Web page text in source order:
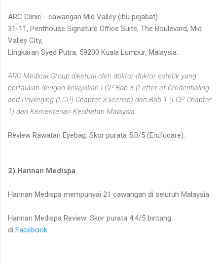
ARC Clinic - cawangan Mid Valley (ibu pejabat)
31-11, Penthouse Signature Office Suite, The Boulevard, Mid
Valley City,
Lingkaran Syed Putra, 59200 Kuala Lumpur, Malaysia.
ARC Medical Group diketuai oleh doktor-doktor estetik yang
bertauliah dengan kelayakan LCP Bab 3 (Letter of Credentialing
and Privileging (LCP) Chapter 3 license) dan Bab 1 (LCP Chapter
1) dari Kementerian Kesihatan Malaysia.
Review Rawatan Eyebag: Skor purata 5.0/5 (Erufucare).
2) Hannan Medispa
Hannan Medispa mempunyai 21 cawangan di seluruh Malaysia.
Hannan Medispa Review: Skor purata 4.4/5 bintang
di Facebook